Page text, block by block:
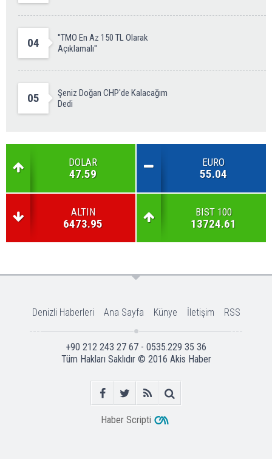
04
''TMO En Az 150 TL Olarak
Açıklamalı''
05
Şeniz Doğan CHP'de Kalacağım
Dedi
DOLAR
47.59
EURO
55.04
ALTIN
6473.95
BIST 100
13724.61
Denizli Haberleri Ana Sayfa Künye İletişim RSS
+90 212 243 27 67 - 0535.229 35 36
Tüm Hakları Saklıdır © 2016 Akis Haber
Haber Scripti